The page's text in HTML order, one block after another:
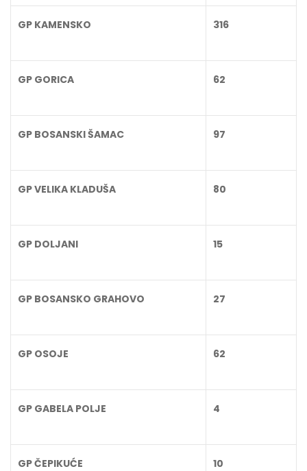
GP KAMENSKO 316
GP GORICA 62
GP BOSANSKI ŠAMAC 97
GP VELIKA KLADUŠA 80
GP DOLJANI 15
GP BOSANSKO GRAHOVO 27
GP OSOJE 62
GP GABELA POLJE 4
GP ČEPIKUĆE 10